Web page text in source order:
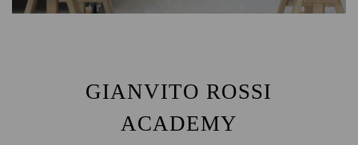
GIANVITO ROSSI
ACADEMY